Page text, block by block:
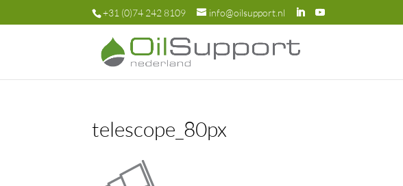
+31 (0)74 242 8109 info@oilsupport.nl
telescope_80px